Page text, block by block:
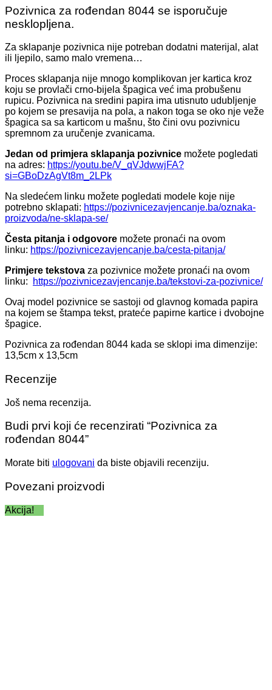
Pozivnica za rođendan 8044 se isporučuje
nesklopljena.
Za sklapanje pozivnica nije potreban dodatni materijal, alat
ili ljepilo, samo malo vremena…
Proces sklapanja nije mnogo komplikovan jer kartica kroz
koju se provlači crno-bijela špagica već ima probušenu
rupicu. Pozivnica na sredini papira ima utisnuto udubljenje
po kojem se presavija na pola, a nakon toga se oko nje veže
špagica sa sa karticom u mašnu, što čini ovu pozivnicu
spremnom za uručenje zvanicama.
Jedan od primjera sklapanja pozivnice možete pogledati
na adres: https://youtu.be/V_qVJdwwjFA?
si=GBoDzAgVt8m_2LPk
Na sledećem linku možete pogledati modele koje nije
potrebno sklapati: https://pozivnicezavjencanje.ba/oznaka-
proizvoda/ne-sklapa-se/
Česta pitanja i odgovore možete pronaći na ovom
linku: https://pozivnicezavjencanje.ba/cesta-pitanja/
Primjere tekstova za pozivnice možete pronaći na ovom
linku:
https://pozivnicezavjencanje.ba/tekstovi-za-pozivnice/
Ovaj model pozivnice se sastoji od glavnog komada papira
na kojem se štampa tekst, prateće papirne kartice i dvobojne
špagice.
Pozivnica za rođendan 8044 kada se sklopi ima dimenzije:
13,5cm x 13,5cm
Recenzije
Još nema recenzija.
Budi prvi koji će recenzirati “Pozivnica za
rođendan 8044”
Morate biti ulogovani da biste objavili recenziju.
Povezani proizvodi
Akcija!